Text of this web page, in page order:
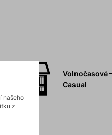
Volnočasové
Casual
našeho
z